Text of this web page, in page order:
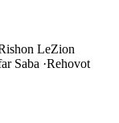
LeZion
Saba ·Rehovot